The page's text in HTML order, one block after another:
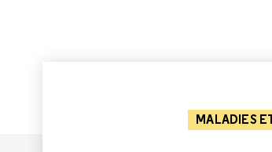
MALADIES